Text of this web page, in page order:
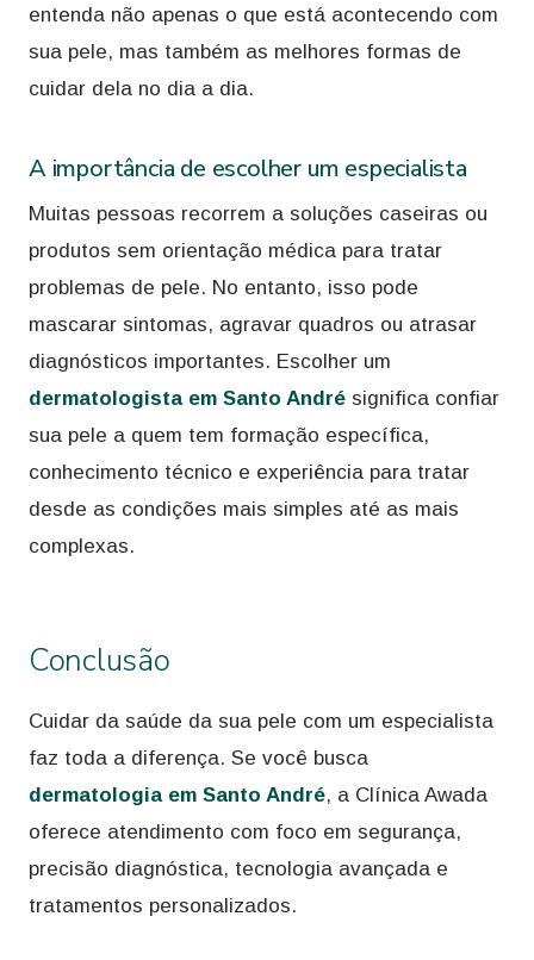
entenda não apenas o que está acontecendo com
sua pele, mas também as melhores formas de
cuidar dela no dia a dia.
A importância de escolher um especialista
Muitas pessoas recorrem a soluções caseiras ou
produtos sem orientação médica para tratar
problemas de pele. No entanto, isso pode
mascarar sintomas, agravar quadros ou atrasar
diagnósticos importantes. Escolher um
dermatologista em Santo André significa confiar
sua pele a quem tem formação específica,
conhecimento técnico e experiência para tratar
desde as condições mais simples até as mais
complexas.
Conclusão
Cuidar da saúde da sua pele com um especialista
faz toda a diferença. Se você busca
dermatologia em Santo André, a Clínica Awada
oferece atendimento com foco em segurança,
precisão diagnóstica, tecnologia avançada e
tratamentos personalizados.